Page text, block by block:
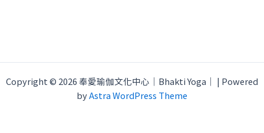
Copyright © 2026 奉愛瑜伽文化中心｜Bhakti Yoga｜ | Powered
byAstra WordPress Theme